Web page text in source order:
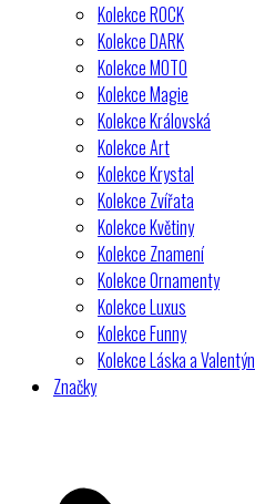
Kolekce ROCK
Kolekce DARK
Kolekce MOTO
Kolekce Magie
Kolekce Královská
Kolekce Art
Kolekce Krystal
Kolekce Zvířata
Kolekce Květiny
Kolekce Znamení
Kolekce Ornamenty
Kolekce Luxus
Kolekce Funny
Kolekce Láska a Valentýn
Značky